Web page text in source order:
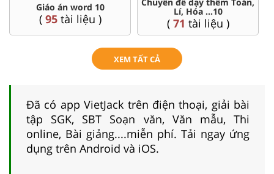
Đề thi HSG 10
(8tài liệu )
Trắc nghiệm đúng sai 10
( 41tài liệu )
XEM TẤT CẢ
Đã có app VietJack trên điện thoại, giải bài
tập SGK, SBT Soạn văn, Văn mẫu, Thi
online, Bài giảng....miễn phí. Tải ngay ứng
dụng trên Android và iOS.